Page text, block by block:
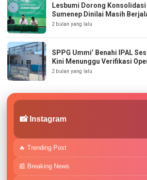
Lesbumi Dorong Konsolidasi
Sumenep Dinilai Masih
2 bulan yang lalu
SPPG Ummi’ Benahi IPAL
Kini Menunggu Verifikasi
2 bulan yang lalu
📸 Instagram
🔥 Trending Post
📰 Breaking News